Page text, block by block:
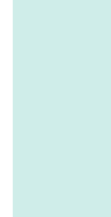
po skalistych
nierównymi i
przygodowego
W miarę jak
bardziej zielone
wodospadów i
schroniska
gdy dźwięk
zejścia. Teren
stromszych